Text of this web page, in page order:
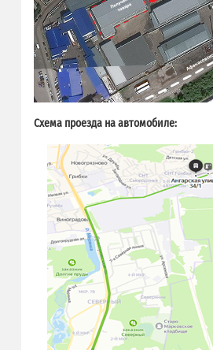
Схема проезда на автомобиле: